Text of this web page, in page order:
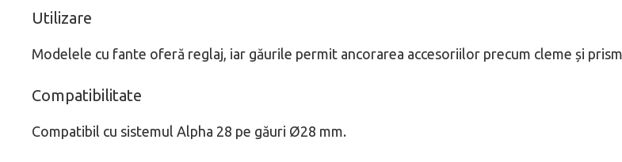
Utilizare
Modelele cu fante oferă reglaj, iar găurile permit ancorarea accesoriilor precum cleme și
Compatibilitate
Compatibil cu sistemul Alpha 28 pe găuri Ø28 mm.